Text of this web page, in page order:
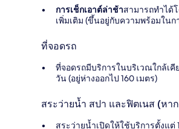
การเช็กเอาต์ล่าช้าสามารถทำได้
เพิ่มเติม (ขึ้นอยู่กับความพร้อมในก
ที่จอดรถ
ที่จอดรถมีบริการในบริเวณใกล้เคี
วัน (อยู่ห่างออกไป 160 เมตร)
สระว่ายน้ำ สปา และฟิตเนส (หา
สระว่ายน้ำเปิดให้ใช้บริการตั้งแต่